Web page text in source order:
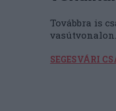
Továbbra is
vasútvonalon.
SEGESVÁRI